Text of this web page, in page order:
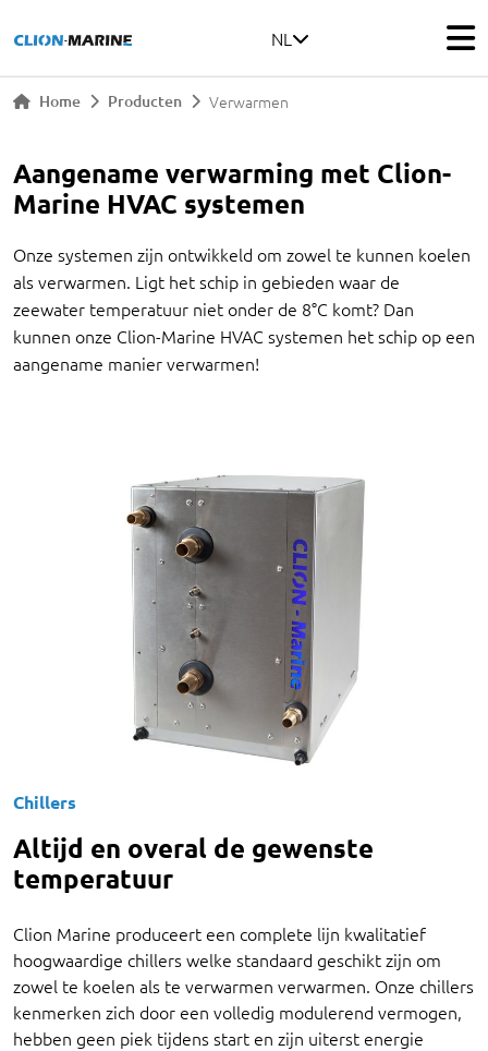
NL
Home Producten Verwarmen
Aangename verwarming met Clion-
Marine HVAC systemen
Onze systemen zijn ontwikkeld om zowel te kunnen koelen
als verwarmen. Ligt het schip in gebieden waar de
zeewater temperatuur niet onder de 8°C komt? Dan
kunnen onze Clion-Marine HVAC systemen het schip op een
aangename manier verwarmen!
Chillers
Altijd en overal de gewenste
temperatuur
Clion Marine produceert een complete lijn kwalitatief
hoogwaardige chillers welke standaard geschikt zijn om
zowel te koelen als te verwarmen verwarmen. Onze chillers
kenmerken zich door een volledig modulerend vermogen,
hebben geen piek tijdens start en zijn uiterst energie